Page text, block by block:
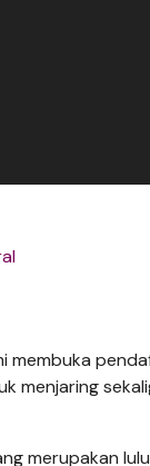
menjaring
merupakan